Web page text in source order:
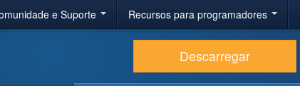
e Suporte Recursos para programadores
Descarregar